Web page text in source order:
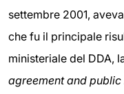
settembre 2001,
che fu il principale
ministeriale del DDA,
agreement and public